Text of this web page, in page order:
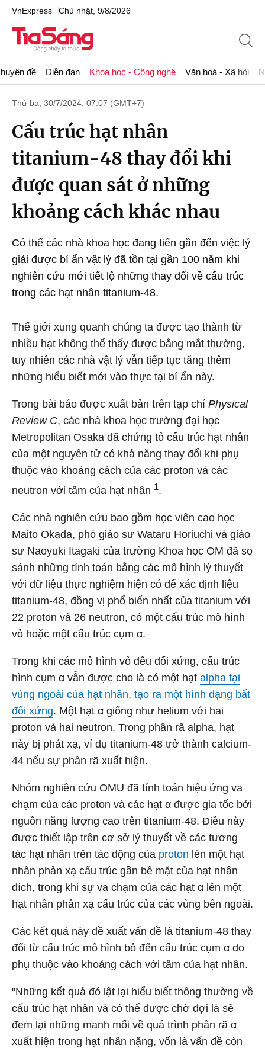
VnExpress Chủ nhật, 9/8/2026
đề Diễn đàn Khoa học - Công nghệ Văn hoá - Xã hội
Thứ ba, 30/7/2024, 07:07 (GMT+7)
Cấu trúc hạt nhân
titanium-48 thay đổi khi
được quan sát ở những
khoảng cách khác nhau
Có thể các nhà khoa học đang tiến gần đến việc lý
giải được bí ẩn vật lý đã tồn tại gần 100 năm khi
nghiên cứu mới tiết lộ những thay đổi về cấu trúc
trong các hạt nhân titanium-48.
Thế giới xung quanh chúng ta được tạo thành từ
nhiều hạt không thể thấy được bằng mắt thường,
tuy nhiên các nhà vật lý vẫn tiếp tục tăng thêm
những hiểu biết mới vào thực tại bí ẩn này.
Trong bài báo được xuất bản trên tạp chí Physical
Review C, các nhà khoa học trường đại học
Metropolitan Osaka đã chứng tỏ cấu trúc hạt nhân
của một nguyên tử có khả năng thay đổi khi phụ
thuộc vào khoảng cách của các proton và các
neutron với tâm của hạt nhân 1.
Các nhà nghiên cứu bao gồm học viên cao học
Maito Okada, phó giáo sư Wataru Horiuchi và giáo
sư Naoyuki Itagaki của trường Khoa học OM đã so
sánh những tính toán bằng các mô hình lý thuyết
với dữ liệu thực nghiệm hiện có để xác định liệu
titanium-48, đồng vị phổ biến nhất của titanium với
22 proton và 26 neutron, có một cấu trúc mô hình
vỏ hoặc một cấu trúc cụm α.
Trong khi các mô hình vỏ đều đối xứng, cấu trúc
hình cụm α vẫn được cho là có một hạt alpha tại
vùng ngoài của hạt nhân, tạo ra một hình dạng bất
đối xứng. Một hạt α giống như helium với hai
proton và hai neutron. Trong phân rã alpha, hạt
này bị phát xạ, ví dụ titanium-48 trở thành calcium-
44 nếu sự phân rã xuất hiện.
Nhóm nghiên cứu OMU đã tính toán hiệu ứng va
chạm của các proton và các hạt α được gia tốc bởi
nguồn năng lượng cao trên titanium-48. Điều này
được thiết lập trên cơ sở lý thuyết về các tương
tác hạt nhân trên tác động của proton lên một hạt
nhân phản xạ cấu trúc gần bề mặt của hạt nhân
đích, trong khi sự va chạm của các hạt α lên một
hạt nhân phản xạ cấu trúc của các vùng bên ngoài.
Các kết quả này đề xuất vấn đề là titanium-48 thay
đổi từ cấu trúc mô hình bỏ đến cấu trúc cụm α do
phụ thuộc vào khoảng cách với tâm của hạt nhân.
"Những kết quả đó lật lại hiểu biết thông thường về
cấu trúc hạt nhân và có thể được chờ đợi là sẽ
đem lại những manh mối về quá trình phân rã α
xuất hiện trong hạt nhân nặng, vốn là vấn đề còn